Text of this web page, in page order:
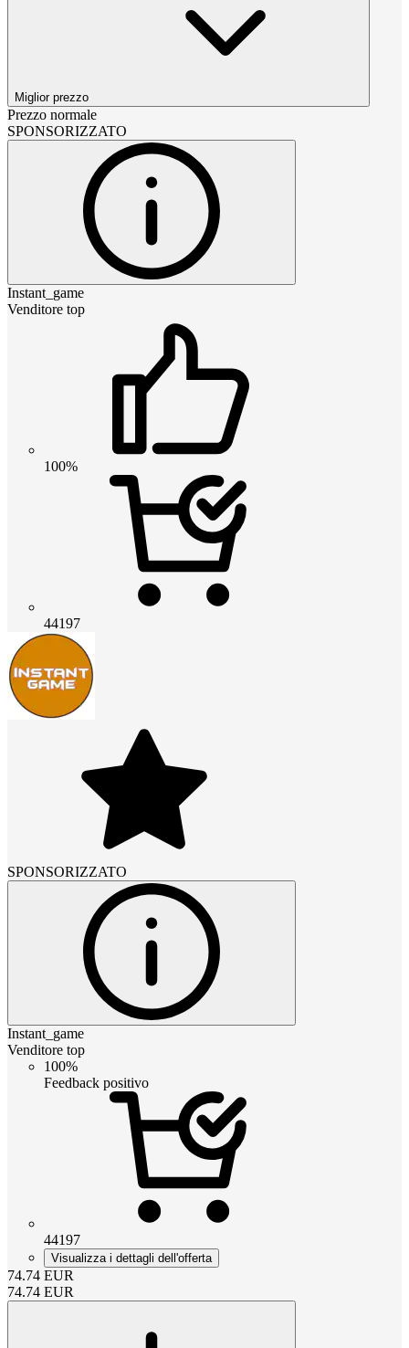
Miglior prezzo
Prezzo normale
SPONSORIZZATO
Instant_game
Venditore top
100%
44197
SPONSORIZZATO
Instant_game
Venditore top
100%
Feedback positivo
44197
Visualizza i dettagli dell'offerta
74.74 EUR
74.74 EUR